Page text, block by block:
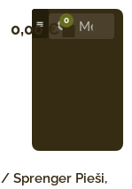
0,00 € 0
/ Sprenger Pieši,